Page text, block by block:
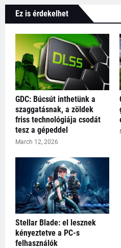
Ez is érdekelhet
GDC: Búcsút inthetünk a
szaggatásnak, a zöldek
friss technológiája csodát
tesz a gépeddel
March 12, 2026
Stellar Blade: el lesznek
kényeztetve a PC-s
felhasználók